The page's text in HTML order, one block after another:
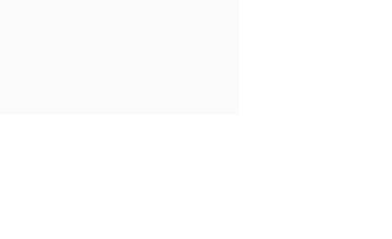
の不要なアクセスを防止